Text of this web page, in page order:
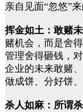
亲自见面“忽悠”来
挥金如土：敢赌未
赌机会，而是舍
管理舍得砸钱，
企业的未来敢赌
做成饼、分好饼
杀人如麻：所谓